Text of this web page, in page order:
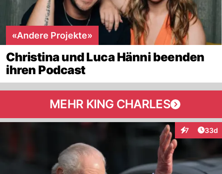
«Andere Projekte»
Christina und Luca Hänni beenden
ihren Podcast
MEHR KING CHARLES
7
Interaktionen
33d